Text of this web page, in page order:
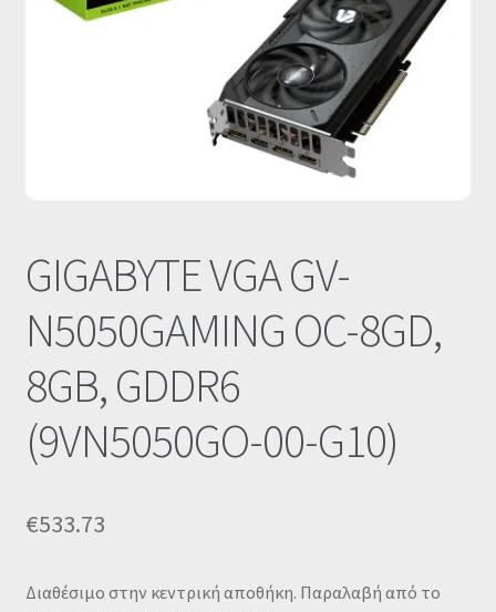
Οι Συνεργασίες μας
Ολοκλήρωση παραγγελίας
GIGABYTE VGA GV-
N5050GAMING OC-8GD,
8GB, GDDR6
(9VN5050GO-00-G10)
€533.73
Διαθέσιμο στην κεντρική αποθήκη. Παραλαβή από το